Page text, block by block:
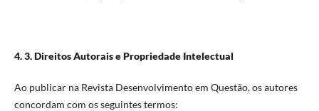
4. 3. Direitos Autorais e Propriedade Intelectual
Ao publicar na Revista Desenvolvimento em Questão, os autores
concordam com os seguintes termos: